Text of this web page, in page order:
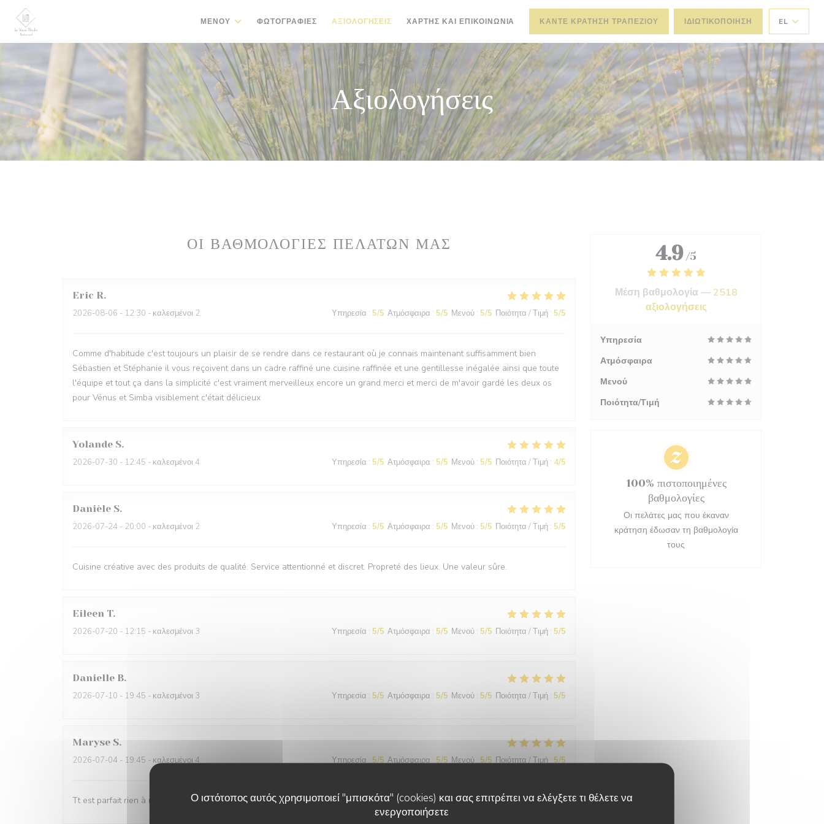
Πίνακας διαχείρισης "Μπισκότων" (Cookies)
Ο ιστότοπος αυτός χρησιμοποιεί "μπισκότα" (cookies) και σας επιτρέπει να ελέγξετε τι θέλετε να
ενεργοποιήσετε
ΜΕΝΟΎ ΦΩΤΟΓΡΑΦΊΕΣ ΑΞΙΟΛΟΓΉΣΕΙΣ ΧΆΡΤΗΣ ΚΑΙ ΕΠΙΚΟΙΝΩΝΊΑ ΚΆΝΤΕ ΚΡΆΤΗΣΗ ΤΡΑΠΕΖΙΟΎ ΙΔΙΩΤΙΚΟΠΟΊΗΣΗ EL
Αξιολογήσεις
ΟΙ ΒΑΘΜΟΛΟΓΊΕΣ ΠΕΛΑΤΏΝ ΜΑΣ
Eric R
2026-08-06 - 12:30 - καλεσμένοι 2 Υπηρεσία : 5/5 Ατμόσφαιρα : 5/5 Μενού : 5/5 Ποιότητα / Τιμή : 5/5
Comme d'habitude c'est toujours un plaisir de se rendre dans ce restaurant où je connais maintenant suffisamment bien
Sébastien et Stéphanie il vous reçoivent dans un cadre raffiné une cuisine raffinée et une gentillesse inégalée ainsi que toute
l'équipe et tout ça dans la simplicité c'est vraiment merveilleux encore un grand merci et merci de m'avoir gardé les deux os
pour Vénus et Simba visiblement c'était délicieux
Yolande S
2026-07-30 - 12:45 - καλεσμένοι 4 Υπηρεσία : 5/5 Ατμόσφαιρα : 5/5 Μενού : 5/5 Ποιότητα / Τιμή : 4/5
Danièle S
2026-07-24 - 20:00 - καλεσμένοι 2 Υπηρεσία : 5/5 Ατμόσφαιρα : 5/5 Μενού : 5/5 Ποιότητα / Τιμή : 5/5
Cuisine créative avec des produits de qualité. Service attentionné et discret. Propreté des lieux. Une valeur sûre.
Eileen T
2026-07-20 - 12:15 - καλεσμένοι 3 Υπηρεσία : 5/5 Ατμόσφαιρα : 5/5 Μενού : 5/5 Ποιότητα / Τιμή : 5/5
Danielle B
2026-07-10 - 19:45 - καλεσμένοι 3 Υπηρεσία : 5/5 Ατμόσφαιρα : 5/5 Μενού : 5/5 Ποιότητα / Τιμή : 5/5
Maryse S
2026-07-04 - 19:45 - καλεσμένοι 4 Υπηρεσία:5/5 Ατμόσφαιρα:5/5 Μενού:5/5 Ποιότητα / Τιμή:5/5
Tt est parfait rien à redire nous avons passé un super moment et le repas excellent.
4.9 /5
Μέση βαθμολογία —2518
αξιολογήσεις
Υπηρεσία
Ατμόσφαιρα
Μενού
Ποιότητα/Τιμή
100% πιστοποιημένες
βαθμολογίες
Οι πελάτες μας που έκαναν
κράτηση έδωσαν τη βαθμολογία
τους